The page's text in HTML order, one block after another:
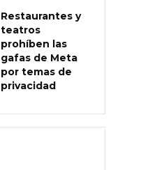
Restaurantes y
teatros
prohíben las
gafas de Meta
por temas de
privacidad